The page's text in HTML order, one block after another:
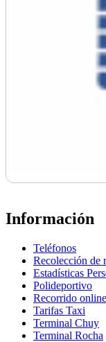
Información
Teléfonos
Recolección de
Estadísticas
Polideportivo
Recorrido
Tarifas Taxi
Terminal Chuy
Terminal Rocha